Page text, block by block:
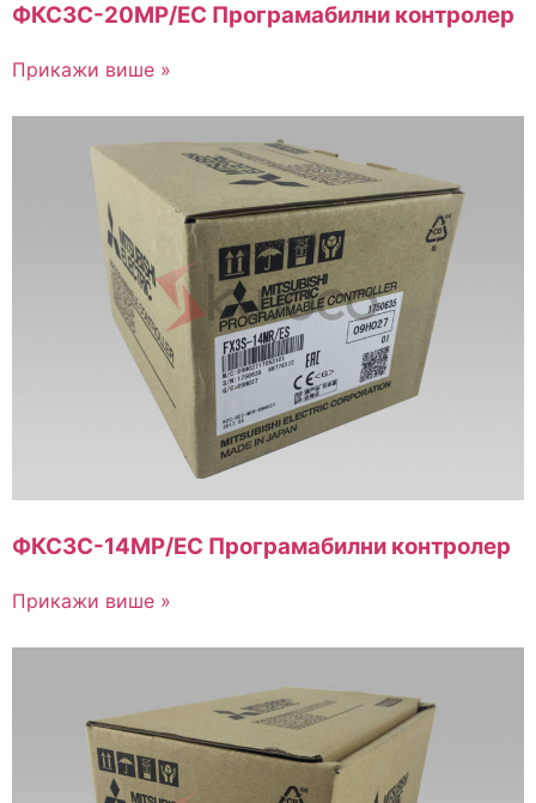
ФКС3С-20МР/ЕС Програмабилни контролер
Прикажи више »
ФКС3С-14МР/ЕС Програмабилни контролер
Прикажи више »